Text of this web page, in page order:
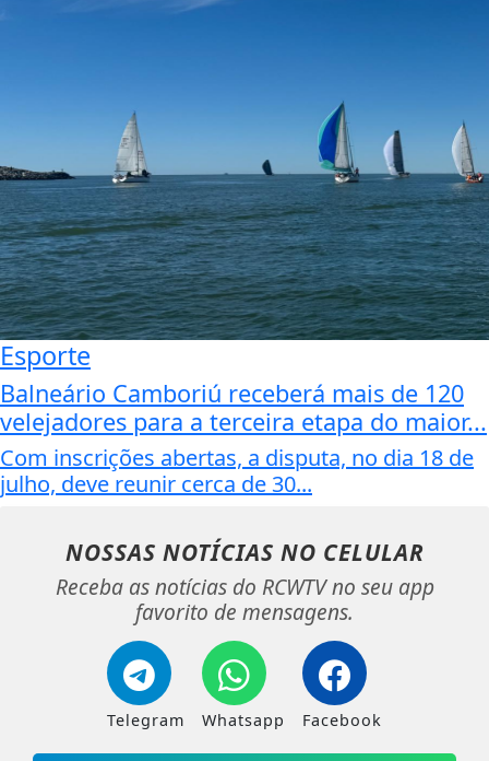
Esporte
Balneário Camboriú receberá mais de 120
velejadores para a terceira etapa do maior...
Com inscrições abertas, a disputa, no dia 18 de
julho, deve reunir cerca de 30...
NOSSAS NOTÍCIAS NO CELULAR
Receba as notícias do RCWTV no seu app
favorito de mensagens.
Telegram Whatsapp Facebook